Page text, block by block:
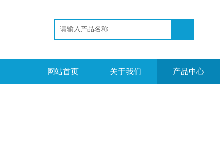
网站首页 关于我们 产品中心